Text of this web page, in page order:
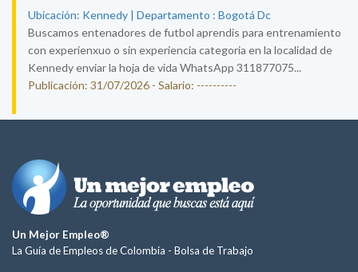
Ubicación: Kennedy | Departamento : Bogotá Dc
Buscamos entenadores de futbol aprendis para entrenamiento
con experienxuo o sin experiencia categoria en la localidad de
Kennedy enviar la hoja de vida WhatsApp 311877075...
Publicación: 31/07/2026 - Salario: ----------
Un Mejor Empleo®
La Guía de Empleos de Colombia - Bolsa de Trabajo